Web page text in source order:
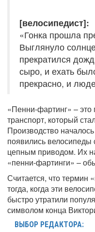
[велосипедист]:
«Гонка прошла
Выглянуло
прекратился
сыро, и ехать
прекрасно, и
«Пенни-фартинг» –
транспорт, который
Производство
появились
цепным приводом. Их
«пенни-фартинги» –
Считается, что термин
тогда, когда эти
быстро утратили
символом конца
ВЫБОР РЕДАКТОРА: